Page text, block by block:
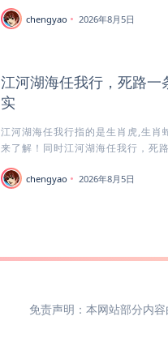
chengyao 2026年8月5日
江河湖海任我行，死路
实
江河湖海任我行指的是生肖虎,生肖
来了解！同时江河湖海任我行，死
chengyao 2026年8月5日
免责声明：本网站部分内